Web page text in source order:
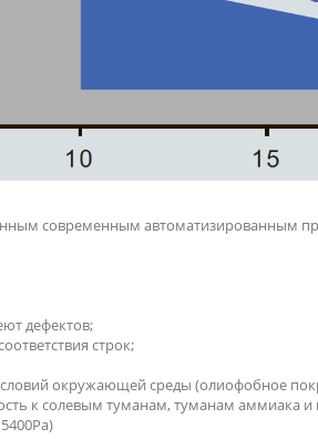
современным автоматизированным
дефектов;
строк;
окружающей среды (олиофобное
к солевым туманам, туманам аммиака